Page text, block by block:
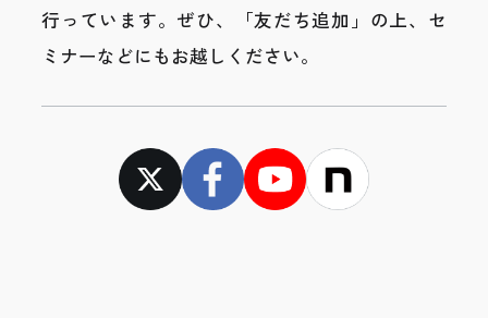
行っています。 ぜひ、「友だち追加」の上、セ
ミナーなどにもお越しください。